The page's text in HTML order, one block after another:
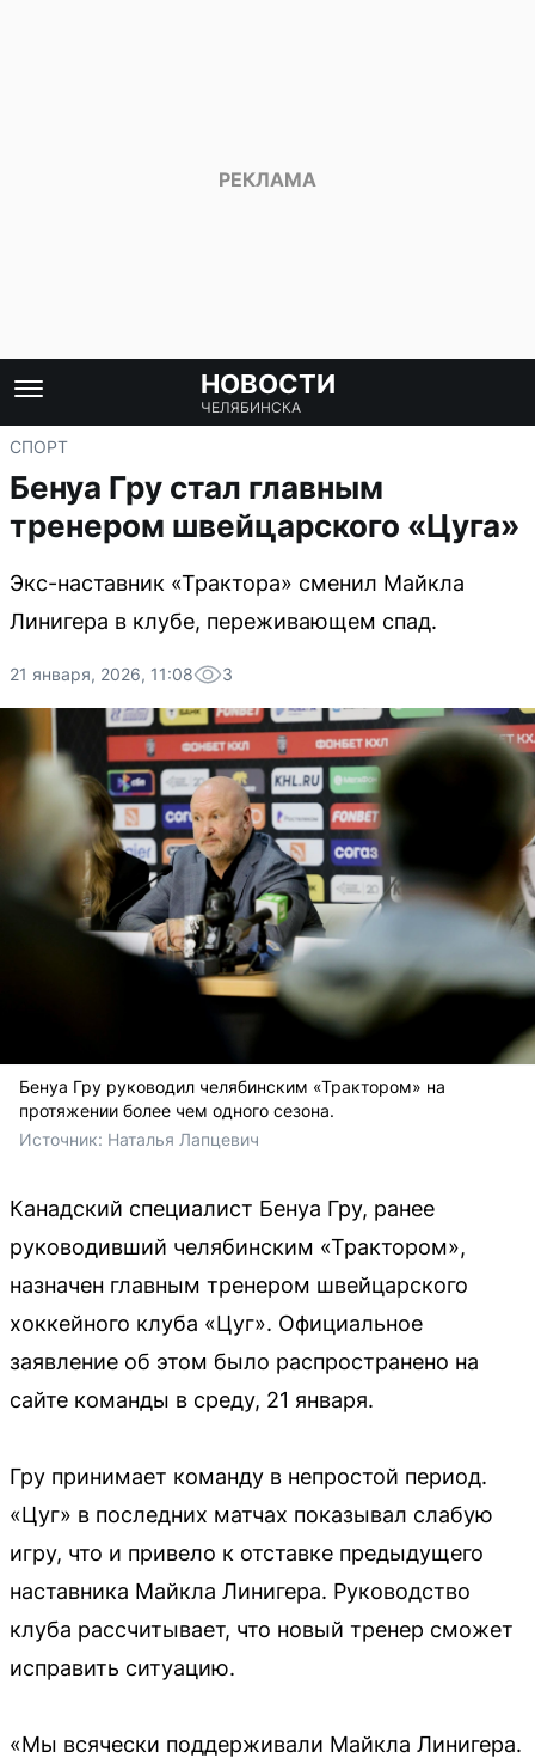
НОВОСТИ
ЧЕЛЯБИНСКА
СПОРТ
Бенуа Гру стал главным
тренером швейцарского «Цуга»
Экс-наставник «Трактора» сменил Майкла
Линигера в клубе, переживающем спад.
21 января, 2026, 11:08 3
Бенуа Гру руководил челябинским «Трактором» на
протяжении более чем одного сезона.
Источник: Наталья Лапцевич
Канадский специалист Бенуа Гру, ранее
руководивший челябинским «Трактором»,
назначен главным тренером швейцарского
хоккейного клуба «Цуг». Официальное
заявление об этом было распространено на
сайте команды в среду, 21 января.
Гру принимает команду в непростой период.
«Цуг» в последних матчах показывал слабую
игру, что и привело к отставке предыдущего
наставника Майкла Линигера. Руководство
клуба рассчитывает, что новый тренер сможет
исправить ситуацию.
«Мы всячески поддерживали Майкла Линигера.